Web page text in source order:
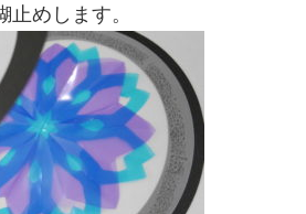
めします。